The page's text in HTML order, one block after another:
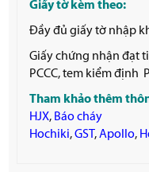
Giấy tờ kèm theo:
Đầy đủ giấy tờ nhập
Giấy chứng nhận đạt
PCCC, tem kiểm định
Tham khảo thêm
HJX, Báo cháy
Hochiki,GST ,Apollo,